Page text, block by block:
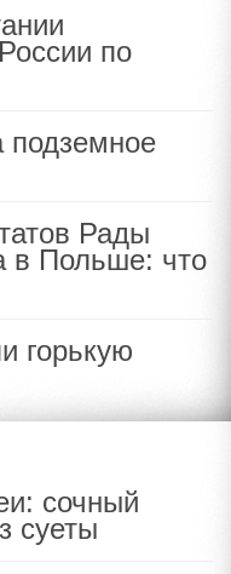
по
подземное
Рады
в Польше: что
горькую
сочный
суеты